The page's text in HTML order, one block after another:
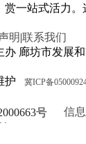
赏一站式活力
明|联系我们
办 廊坊市发展
护
冀ICP备
号
信